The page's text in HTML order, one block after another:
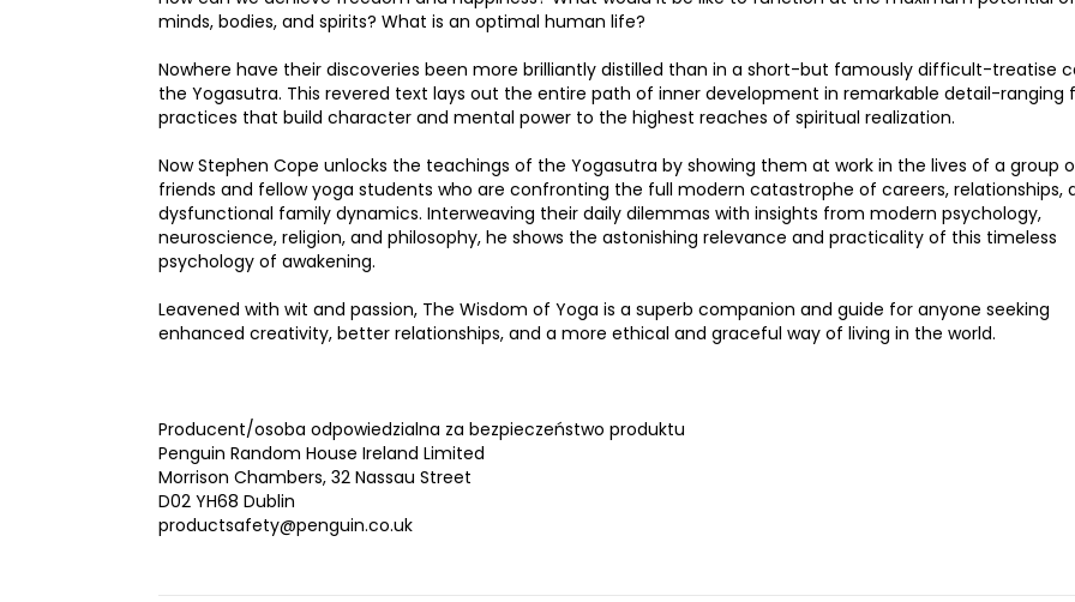
minds, bodies, and spirits? What is an optimal human life?
Nowhere have their discoveries been more brilliantly distilled than in a short-but famously difficult-treatise
the Yogasutra. This revered text lays out the entire path of inner development in remarkable detail-ranging
practices that build character and mental power to the highest reaches of spiritual realization.
Now Stephen Cope unlocks the teachings of the Yogasutra by showing them at work in the lives of a group
friends and fellow yoga students who are confronting the full modern catastrophe of careers, relationships,
dysfunctional family dynamics. Interweaving their daily dilemmas with insights from modern psychology,
neuroscience, religion, and philosophy, he shows the astonishing relevance and practicality of this timeless
psychology of awakening.
Leavened with wit and passion, The Wisdom of Yoga is a superb companion and guide for anyone seeking
enhanced creativity, better relationships, and a more ethical and graceful way of living in the world.
Producent/osoba odpowiedzialna za bezpieczeństwo produktu
Penguin Random House Ireland Limited
Morrison Chambers, 32 Nassau Street
D02 YH68 Dublin
productsafety@penguin.co.uk